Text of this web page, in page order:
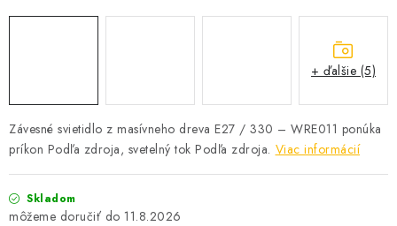
OBCHODNÉ PODMIENKY
O NÁS - MEGALED & JANTON ZÁKAMENNÉ
Reklamácie a formulár na odstúpenie od zmluvy
O nás - MEGALED & JANTON Zákamenné
Závesné svietidlo z masívneho dreva E27 / 330 – WRE011 ponúka
príkon Podľa zdroja, svetelný tok Podľa zdroja. Viac informácií
Skladom
11.8.2026
+ ďalšie (5)